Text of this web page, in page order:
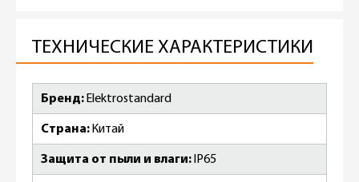
ТЕХНИЧЕСКИЕ ХАРАКТЕРИСТИКИ
Бренд Elektrostandard
Страна Китай
Защита от пыли и влаги IP65